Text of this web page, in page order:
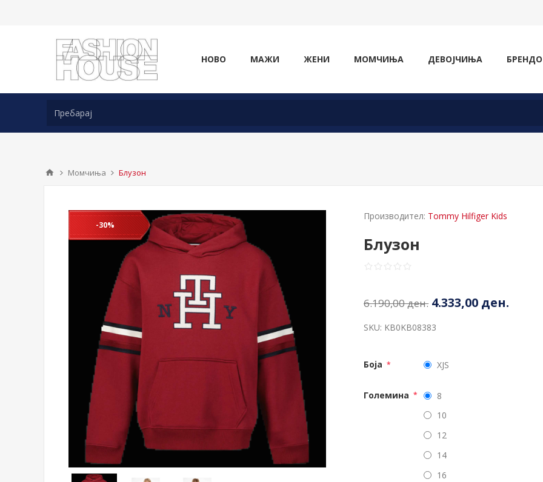
НОВО МАЖИ ЖЕНИ МОМЧИЊА ДЕВОЈЧИЊА
Момчиња Блузон
-30%
Производител: Tommy Hilfiger Kids
Блузон
6.190,00 ден. 4.333,00 ден.
SKU: KB0KB08383
Боја * XJS
Големина *
8
10
12
14
16